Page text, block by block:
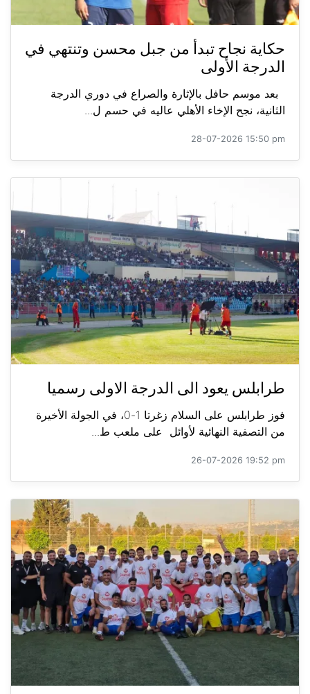
حكاية نجاح تبدأ من جبل محسن وتنتهي في
الدرجة الأولى
بعد موسم حافل بالإثارة والصراع في دوري الدرجة
الثانية، نجح الإخاء الأهلي عاليه في حسم ل...
28-07-2026 15:50 pm
طرابلس يعود الى الدرجة الاولى رسميا
فوز طرابلس على السلام زغرتا 1-0، في الجولة الأخيرة
من التصفية النهائية لأوائل على ملعب ط...
26-07-2026 19:52 pm